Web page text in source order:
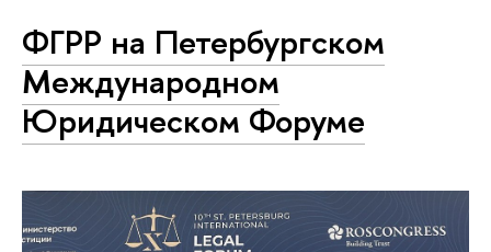
ФГРР на Петербургском
Международном
Юридическом Форуме